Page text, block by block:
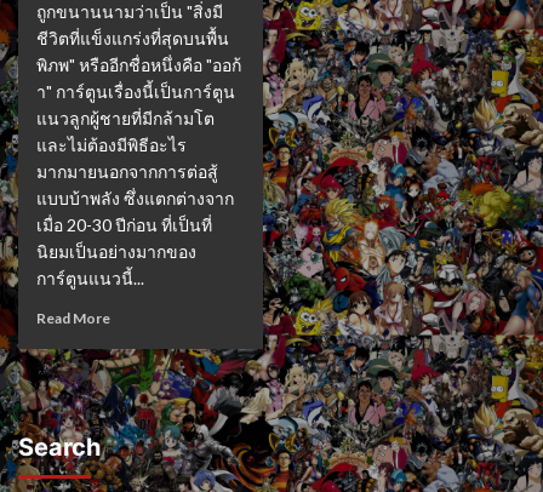
ถูกขนานนามว่าเป็น "สิ่งมี
ชีวิตที่แข็งแกร่งที่สุดบนพื้น
พิภพ" หรืออีกชื่อหนึ่งคือ "ออก้
า" การ์ตูนเรื่องนี้เป็นการ์ตูน
แนวลูกผู้ชายที่มีกล้ามโต
และไม่ต้องมีพิธีอะไร
มากมายนอกจากการต่อสู้
แบบบ้าพลัง ซึ่งแตกต่างจาก
เมื่อ 20-30 ปีก่อน ที่เป็นที่
นิยมเป็นอย่างมากของ
การ์ตูนแนวนี้...
Read More
Search